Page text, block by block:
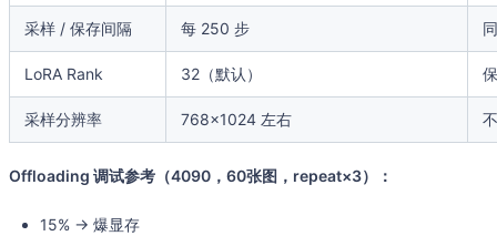
采样 / 保存间隔 每 250 步
LoRA Rank 32（默认）
采样分辨率 768×1024 左右
Offloading 调试参考（4090，60张图，repeat×3）：
15% → 爆显存